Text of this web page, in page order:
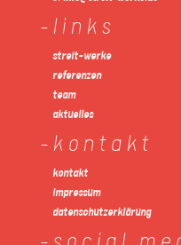
links
streit-werke
referenzen
team
aktuelles
kontakt
kontakt
impressum
datenschutzerklärung